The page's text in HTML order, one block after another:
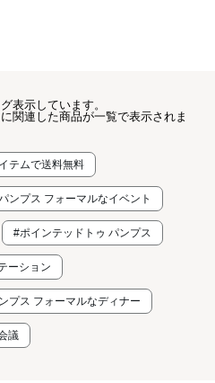
表示しています。
関連した商品が一覧で表示されま
テムで送料無料
ンプス フォーマルなイベント
#ポインテッドトゥ パンプス
ーション
プス フォーマルなディナー
議